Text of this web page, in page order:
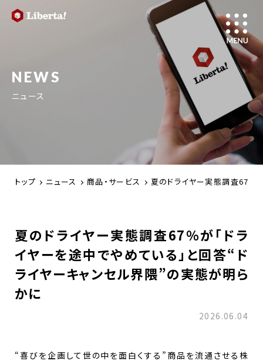
NEWS
ニュース
トップ ニュース 商品・サービス 夏のドライヤー実態調査67％
夏のドライヤー実態調査67％が「ドラ
イヤーを途中でやめている」と回答“ド
ライヤーキャンセル界隈”の実態が明ら
かに
2026.06.04
“喜びを企画して世の中を面白くする”商品を流通させる株